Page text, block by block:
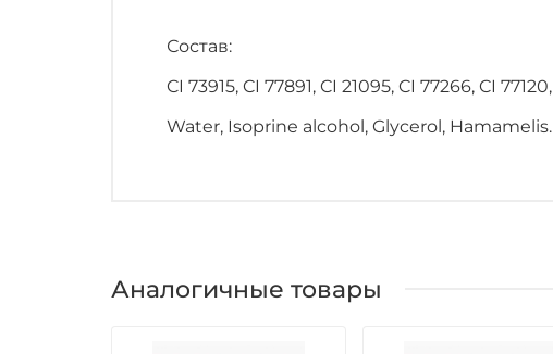
Состав:
CI 73915, CI 77891, CI 21095, CI 77266, CI 77120,
Water, Isoprine alcohol, Glycerol, Hamamelis.
Аналогичные товары